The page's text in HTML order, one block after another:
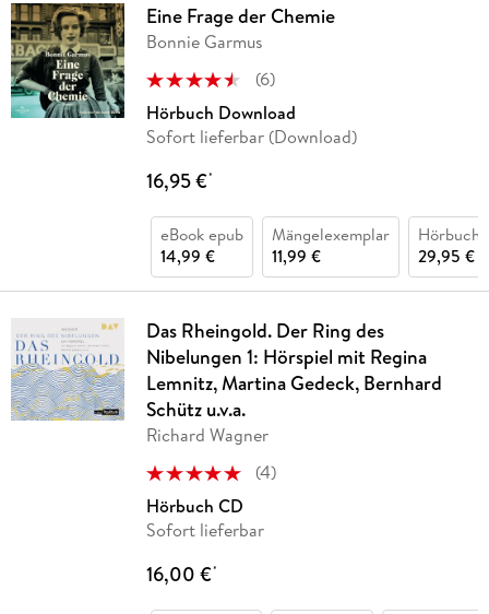
Eine Frage der Chemie
Bonnie Garmus
(6)
Hörbuch Download
Sofort lieferbar (Download)
16,95 €*
eBook epub
14,99 €
Mängelexemplar
11,99 €
Hörbuch
29,95 €
Das Rheingold. Der Ring des
Nibelungen 1: Hörspiel mit Regina
Lemnitz, Martina Gedeck, Bernhard
Schütz u.v.a.
Richard Wagner
(4)
Hörbuch CD
Sofort lieferbar
16,00 €*